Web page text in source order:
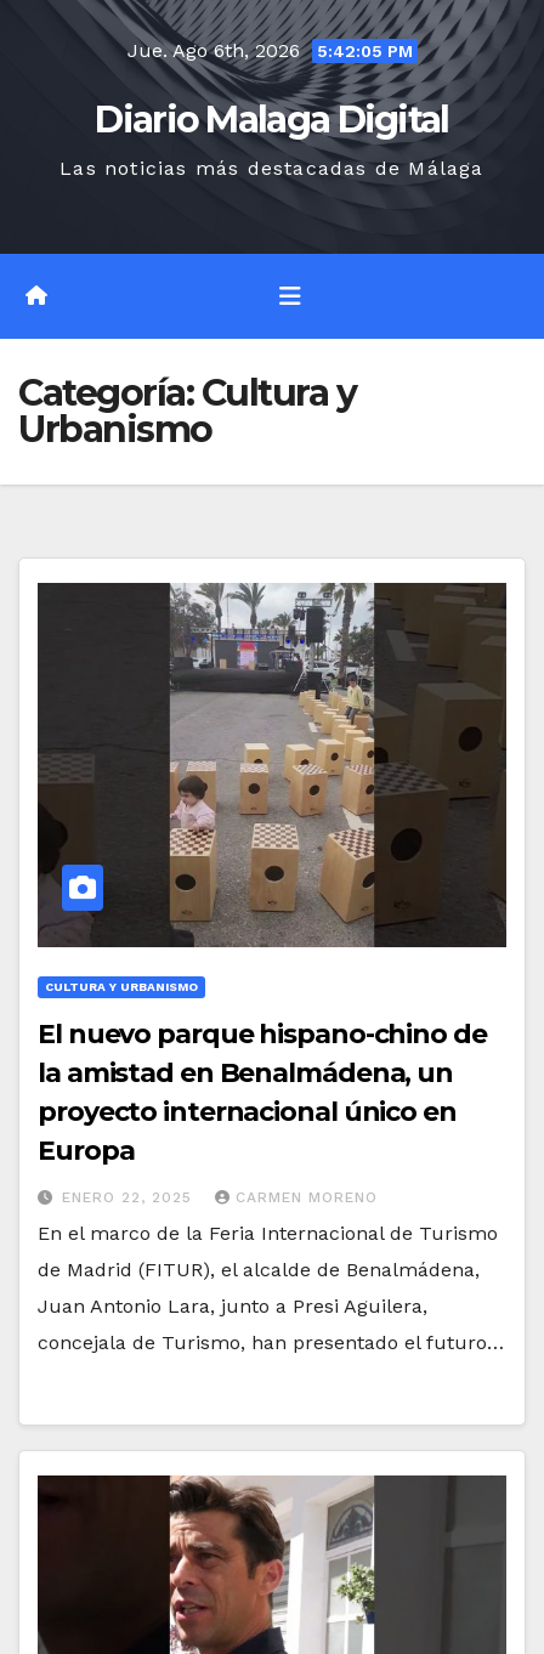
Jue. Ago 6th, 2026 5:42:05 PM
Diario Malaga Digital
Las noticias más destacadas de Málaga
Categoría:Cultura y
Urbanismo
CULTURA Y URBANISMO
El nuevo parque hispano-chino de
la amistad en Benalmádena, un
proyecto internacional único en
Europa
ENERO 22, 2025 CARMEN MORENO
En el marco de la Feria Internacional de Turismo
de Madrid (FITUR), el alcalde de Benalmádena,
Juan Antonio Lara, junto a Presi Aguilera,
concejala de Turismo, han presentado el futuro…